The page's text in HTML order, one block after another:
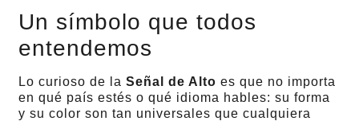
Un símbolo que todos
entendemos
Lo curioso de laSeñal de Alto es que no importa
en qué país estés o qué idioma hables: su forma
y su color son tan universales que cualquiera